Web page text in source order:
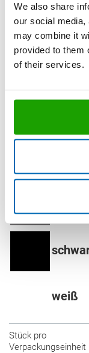
We also share
our social media,
may combine it
provided to them
of their services.
Download
Farben &
weiß
Stück pro
Verpackungseinheit